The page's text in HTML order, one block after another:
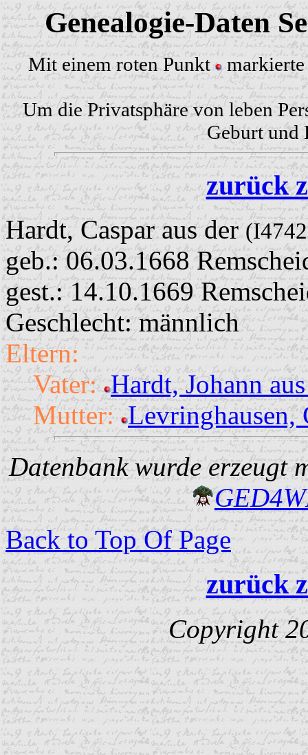
Genealogie-Daten
Mit einem roten Punkt markierte
Um die Privatsphäre von leben
Geburt und
zurück
Hardt, Caspar aus der
geb.: 06.03.1668
gest.: 14.10.1669
Geschlecht: männlich
Eltern:
Vater: Hardt, Johann
Mutter: Levringhausen,
Datenbank wurde erzeugt
Back to Top Of Page
zurück
Copyright